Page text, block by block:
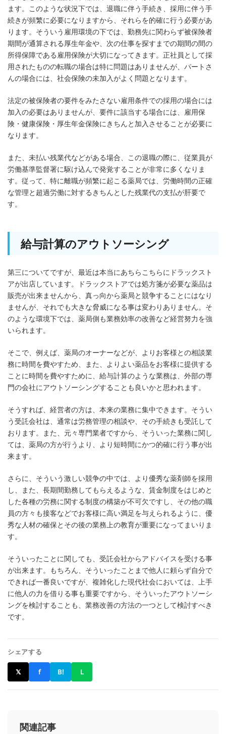
ます。このような状況下では、退職に伴う手続き、採用に伴う手
続きが頻繁に必要になりますから、それらを的確に行う必要があ
ります。そういう雇用環境の下では、勤務先に関わらず被保険者
期間が通算される厚生年金や、次の仕事を探すまでの期間の間の
所得保障である雇用保険が大切になってきます。正社員として採
用されたものの転職の場合は特に問題はありませんが、パートさ
んの場合には、社会保険の未加入がよく問題となります。
法定の被保険者の要件をみたさない雇用条件での採用の場合には
加入の必要はありませんが、要件に該当する場合には、雇用保
険・健康保険・厚生年金保険にきちんと加入させることが必要に
なります。
また、未払い残業代などがある場合、この退職の際に、従業員が
労働基準監督署に駆け込んで発覚することが非常に多くなりま
す。従って、特に離職が頻繁に起こる薬局では、労働時間の正確
な管理と超過労働に対するきちんとした残業代の支払が肝要で
す。
給与計算のアウトソーシング
第三についてですが、最近は本当にあちらこちらにドラックスト
アが出店しています。ドラックストアでは処方箋が必要な薬品は
販売が出来ませんから、真っ向から薬局と競争することにはなり
ませんが、それでも大きな脅威になる事は変わりありません。そ
のような環境下では、薬局側も業務効率の改善など経営努力を強
いられます。
そこで、例えば、薬局のオーナーなどが、よりお客様との相談業
務に時間を費やすため、また、よりよい薬品をお客様に提供する
ことに時間を費やすために、給与計算のような業務は、外部の専
門の会社にアウトソーシングすることも良いかと思われます。
そうすれば、経営者の方は、本来の業務に集中できます。そうい
う受託会社は、通常は労務管理の相談や、その手続きも受託して
おります。また、元々専門業者ですから、そういった業務に関し
ては、薬局の方が行うより、より短時間にかつ的確に行う事が出
来ます。
さらに、そういう激しい競争の中では、より優秀な薬剤師を採用
し、また、長期間勤務してもらえるような、賃金制度をはじめと
した各種の労務に関する制度の構築が不可欠ですし、その他の職
員の方々も接客などでお客様に高い満足を与えられるように、優
秀な人材の確保とその後の業務上の教育が重要になってまいりま
す。
そういったことに関しても、受託会社からアドバイスを受ける事
が出来ます。もちろん、そういったことまで他人に頼らず自分で
できれば一番良いですが、複雑化した現代社会においては、上手
に他人の力を借りる事も重要ですから、そういったアウトソーシ
ングを検討することも、業務改善の方法の一つとして検討すべき
です。
シェアする
𝕏 f B! L
関連記事